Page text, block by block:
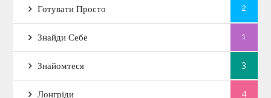
Готувати Просто 2
Знайди Себе 1
Знайомтеся 3
Лонгріди 4